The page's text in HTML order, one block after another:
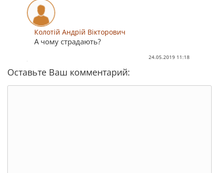
Колотій Андрій Вікторович
А чому страдають?
24.05.2019 11:18
Оставьте Ваш комментарий: